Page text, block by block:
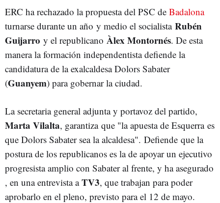
ERC ha rechazado la propuesta del PSC de Badalona
turnarse durante un año y medio el socialista Rubén
Guijarro y el republicano Àlex Montornés. De esta
manera la formación independentista defiende la
candidatura de la exalcaldesa Dolors Sabater
(Guanyem) para gobernar la ciudad.
La secretaria general adjunta y portavoz del partido,
Marta Vilalta, garantiza que "la apuesta de Esquerra es
que Dolors Sabater sea la alcaldesa". Defiende que la
postura de los republicanos es la de apoyar un ejecutivo
progresista amplio con Sabater al frente, y ha asegurado
, en una entrevista aTV3, que trabajan para poder
aprobarlo en el pleno, previsto para el 12 de mayo.